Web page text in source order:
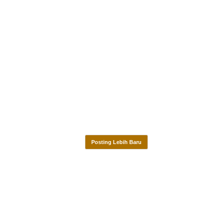
Posting Lebih Baru